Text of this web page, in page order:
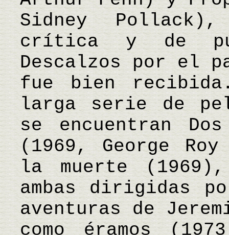
Sidney
crítica y de
Descalzos por el
fue bien
larga serie de
se encuentran
(1969, George
la muerte
ambas dirigidas
aventuras de
como éramos